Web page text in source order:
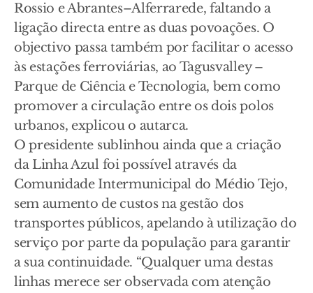
Rossio e Abrantes–Alferrarede, faltando a
ligação directa entre as duas povoações. O
objectivo passa também por facilitar o acesso
às estações ferroviárias, ao Tagusvalley –
Parque de Ciência e Tecnologia, bem como
promover a circulação entre os dois polos
urbanos, explicou o autarca.
O presidente sublinhou ainda que a criação
da Linha Azul foi possível através da
Comunidade Intermunicipal do Médio Tejo,
sem aumento de custos na gestão dos
transportes públicos, apelando à utilização do
serviço por parte da população para garantir
a sua continuidade. “Qualquer uma destas
linhas merece ser observada com atenção